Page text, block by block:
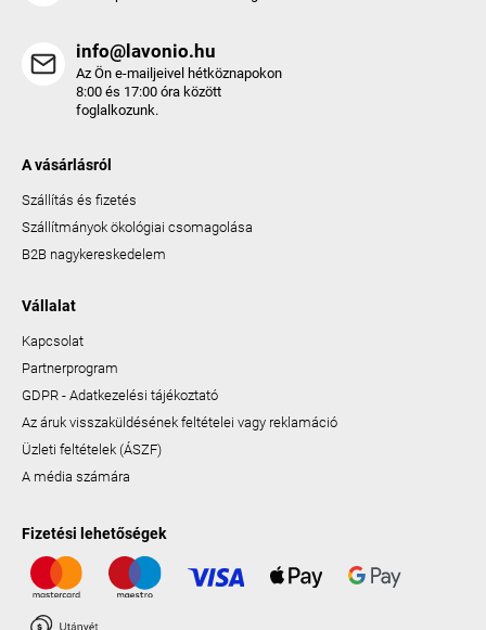
info@lavonio.hu
Az Ön e-mailjeivel hétköznapokon
8:00 és 17:00 óra között
foglalkozunk.
A vásárlásról
Szállítás és fizetés
Szállítmányok ökológiai csomagolása
B2B nagykereskedelem
Vállalat
Kapcsolat
Partnerprogram
GDPR - Adatkezelési tájékoztató
Az áruk visszaküldésének feltételei vagy reklamáció
Üzleti feltételek (ÁSZF)
A média számára
Fizetési lehetőségek